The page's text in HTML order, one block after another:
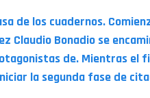
de los cuadernos.
Claudio Bonadio se
de. Mientras el
la segunda fase de